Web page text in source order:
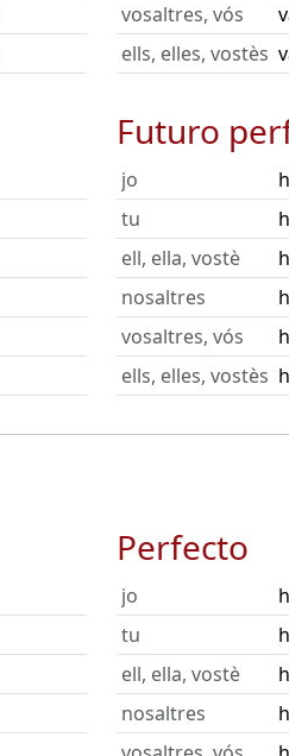
vosaltres, vós
ells, elles, vostès
Futuro
jo
tu
ell, ella, vostè
nosaltres
vosaltres, vós
ells, elles, vostès
Perfecto
jo
tu
ell, ella, vostè
nosaltres